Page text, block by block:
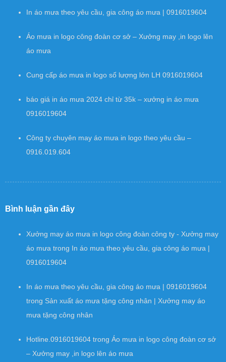
In áo mưa theo yêu cầu, gia công áo mưa | 0916019604
Áo mưa in logo công đoàn cơ sở – Xưởng may ,in logo lên
áo mưa
Cung cấp áo mưa in logo số lượng lớn LH 0916019604
báo giá in áo mưa 2024 chỉ từ 35k – xưởng in áo mưa
0916019604
Công ty chuyên may áo mưa in logo theo yêu cầu –
0916.019.604
Bình luận gần đây
Xưởng may áo mưa in logo công đoàn công ty - Xưởng may
áo mưa trong In áo mưa theo yêu cầu, gia công áo mưa |
0916019604
In áo mưa theo yêu cầu, gia công áo mưa | 0916019604
trong Sản xuất áo mưa tặng công nhân | Xưởng may áo
mưa tặng công nhân
Hotline.0916019604 trong Áo mưa in logo công đoàn cơ sở
– Xưởng may ,in logo lên áo mưa